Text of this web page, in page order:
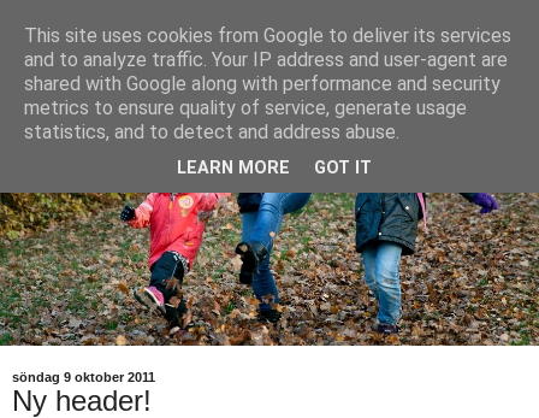
söndag 9 oktober 2011
Ny header!
This site uses cookies from Google to deliver its services
and to analyze traffic. Your IP address and user-agent are
shared with Google along with performance and security
metrics to ensure quality of service, generate usage
statistics, and to detect and address abuse.
LEARN MORE GOT IT